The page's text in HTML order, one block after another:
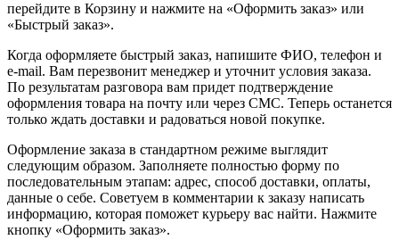
перейдите в Корзину и нажмите на «Оформить заказ» или
«Быстрый заказ».
Когда оформляете быстрый заказ, напишите ФИО, телефон и
e-mail. Вам перезвонит менеджер и уточнит условия заказа.
По результатам разговора вам придет подтверждение
оформления товара на почту или через СМС. Теперь останется
только ждать доставки и радоваться новой покупке.
Оформление заказа в стандартном режиме выглядит
следующим образом. Заполняете полностью форму по
последовательным этапам: адрес, способ доставки, оплаты,
данные о себе. Советуем в комментарии к заказу написать
информацию, которая поможет курьеру вас найти. Нажмите
кнопку «Оформить заказ».